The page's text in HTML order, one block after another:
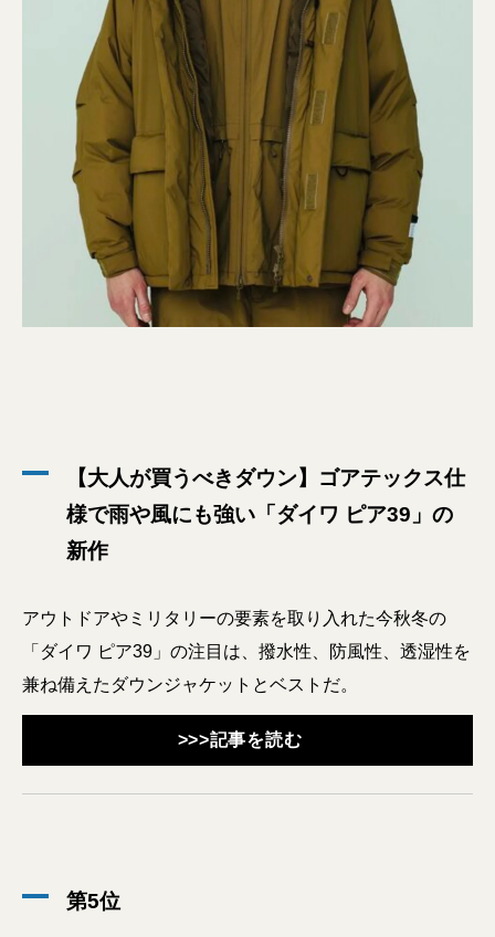
【大人が買うべきダウン】ゴアテックス仕
様で雨や風にも強い「ダイワ ピア39」の
新作
アウトドアやミリタリーの要素を取り入れた今秋冬の
「ダイワ ピア39」の注目は、撥水性、防風性、透湿性を
兼ね備えたダウンジャケットとベストだ。
>>>記事を読む
第5位